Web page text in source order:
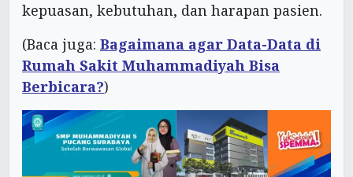
kepuasan, kebutuhan, dan harapan pasien.
(Baca juga: Bagaimana agar Data-Data di
Rumah Sakit Muhammadiyah Bisa
Berbicara?)